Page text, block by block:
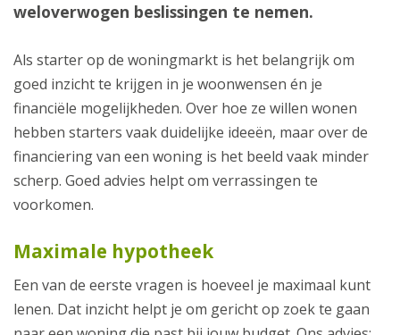
weloverwogen beslissingen te nemen.
Als starter op de woningmarkt is het belangrijk om
goed inzicht te krijgen in je woonwensen én je
financiële mogelijkheden. Over hoe ze willen wonen
hebben starters vaak duidelijke ideeën, maar over de
financiering van een woning is het beeld vaak minder
scherp. Goed advies helpt om verrassingen te
voorkomen.
Maximale hypotheek
Een van de eerste vragen is hoeveel je maximaal kunt
lenen. Dat inzicht helpt je om gericht op zoek te gaan